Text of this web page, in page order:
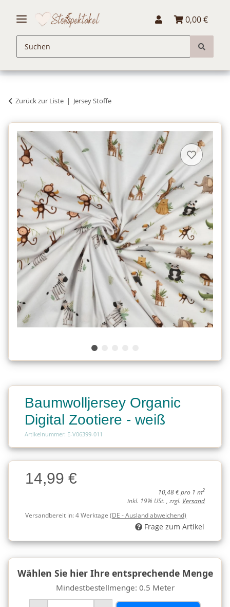
0,00 €
Zurück zur Liste Jersey Stoffe
Baumwolljersey Organic
Digital Zootiere - weiß
Artikelnummer: E-V06399-011
Charge
Charge14,99 €
10,48 € pro 1 m2
inkl. 19% USt. , zzgl. Versand
Versandbereit in:4 Werktage (DE - Ausland abweichend)
Frage zum Artikel
Wählen Sie hier Ihre entsprechende Menge
Mindestbestellmenge: 0.5 Meter